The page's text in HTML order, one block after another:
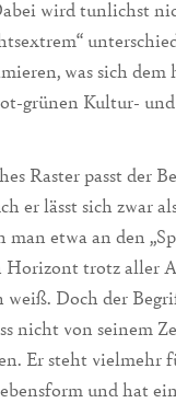
wird tunlichst
was sich dem
grünen Kultur-
Raster passt der
er lässt sich zwar
man etwa an den
Horizont trotz aller
weiß. Doch der
nicht von seinem
Er steht vielmehr
und hat